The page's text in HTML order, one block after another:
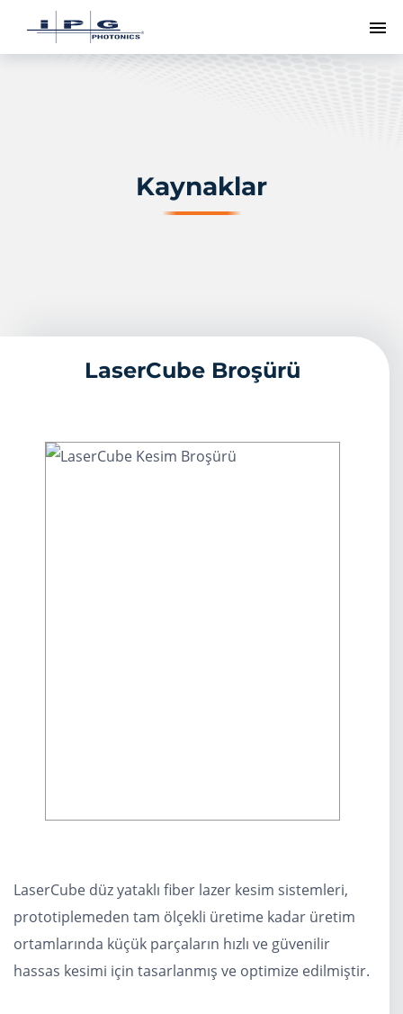
Kaynaklar
LaserCube Broşürü
LaserCube düz yataklı fiber lazer kesim sistemleri,
prototiplemeden tam ölçekli üretime kadar üretim
ortamlarında küçük parçaların hızlı ve güvenilir
hassas kesimi için tasarlanmış ve optimize edilmiştir.